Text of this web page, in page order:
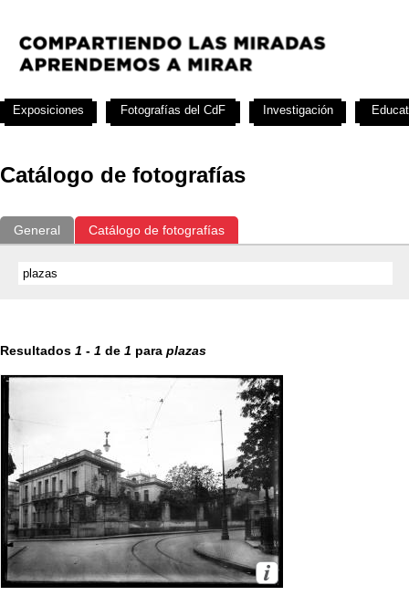
Catálogo de fotografías
General Catálogo de fotografías
Resultados 1 - 1 de 1 para plazas
Exposiciones Fotografías del CdF Investigación